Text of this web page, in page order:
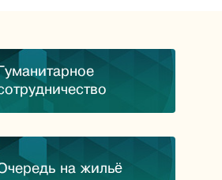
на жильё